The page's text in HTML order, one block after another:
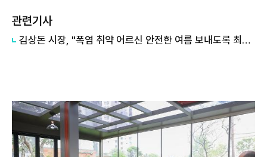
관련기사
김상돈 시장, "폭염 취약 어르신 안전한 여름 보내도록 최선 다할 것"